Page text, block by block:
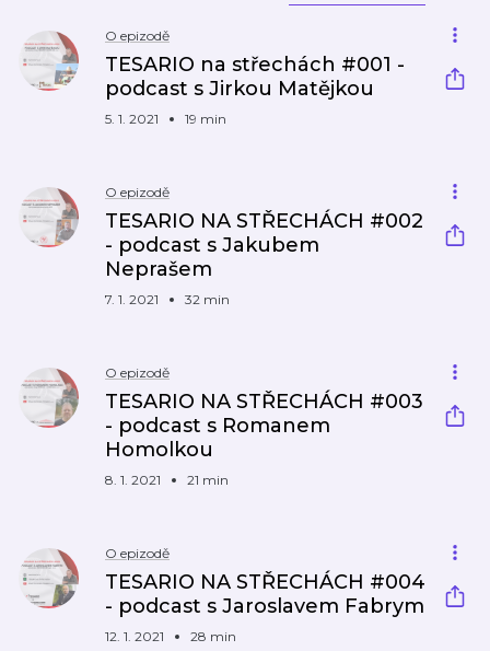
O epizodě
TESARIO na střechách #001 -
podcast s Jirkou Matějkou
5. 1. 2021 19 min
O epizodě
TESARIO NA STŘECHÁCH #002
- podcast s Jakubem
Neprašem
7. 1. 2021 32 min
O epizodě
TESARIO NA STŘECHÁCH #003
- podcast s Romanem
Homolkou
8. 1. 2021 21 min
O epizodě
TESARIO NA STŘECHÁCH #004
- podcast s Jaroslavem Fabrym
12. 1. 2021 28 min